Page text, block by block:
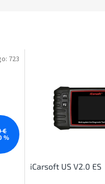
€
%
723
iCarsoft US V2.0 ES